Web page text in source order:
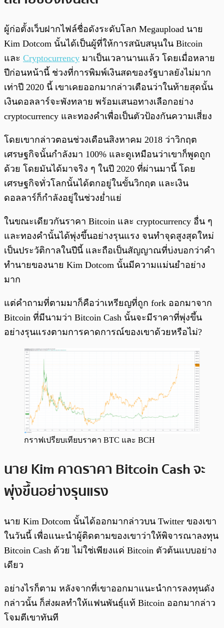
ผู้ก่อตั้งเว็บฝากไฟล์ชื่อดังระดับโลก Megaupload นาย
Kim Dotcom นั้นได้เป็นผู้ที่ให้การสนับสนุนใน Bitcoin
และ Cryptocurrency มาเป็นเวลานานแล้ว โดยเมื่อหลาย
ปีก่อนหน้านี้ ช่วงที่การพิมพ์เงินสดของรัฐบาลยังไม่มาก
เท่าปี 2020 นี้ เขาเคยออกมากล่าวเตือนว่าในท้ายสุดนั้น
เงินดอลลาร์จะพังทลาย พร้อมเสนอทางเลือกอย่าง
cryptocurrency และทองคำเพื่อเป็นตัวป้องกันความเสี่ยง
โดยเขากล่าวตอนช่วงเดือนสิงหาคม 2018 ว่าวิกฤต
เศรษฐกิจนั้นกำลังมา 100% และดูเหมือนว่าเขาก็พูดถูก
ด้วย โดยมันได้มาจริง ๆ ในปี 2020 ที่ผ่านมานี้ โดย
เศรษฐกิจทั่วโลกนั้นได้ตกอยู่ในขั้นวิกฤต และเงิน
ดอลลาร์ก็กำลังอยู่ในช่วงย่ำแย่
ในขณะเดียวกันราคา Bitcoin และ cryptocurrency อื่น ๆ
และทองคำนั้นได้พุ่งขึ้นอย่างรุนแรง จนทำจุดสูงสุดใหม่
เป็นประวัติกาลในปีนี้ และถือเป็นสัญญาณที่บ่งบอกว่าคำ
ทำนายของนาย Kim Dotcom นั้นมีความแม่นยำอย่าง
มาก
แต่คำถามที่ตามมาก็คือว่าเหรียญที่ถูก fork ออกมาจาก
Bitcoin ที่มีนามว่า Bitcoin Cash นั้นจะมีราคาที่พุ่งขึ้น
อย่างรุนแรงตามการคาดการณ์ของเขาด้วยหรือไม่?
กราฟเปรียบเทียบราคา BTC และ BCH
นาย Kim คาดราคา Bitcoin Cash จะ
พุ่งขึ้นอย่างรุนแรง
นาย Kim Dotcom นั้นได้ออกมากล่าวบน Twitter ของเขา
ในวันนี้ เพื่อแนะนำผู้ติดตามของเขาว่าให้พิจารณาลงทุน
Bitcoin Cash ด้วย ไม่ใช่เพียงแค่ Bitcoin ตัวต้นแบบอย่าง
เดียว
อย่างไรก็ตาม หลังจากที่เขาออกมาแนะนำการลงทุนดัง
กล่าวนั้น ก็ส่งผลทำให้แฟนพันธุ์แท้ Bitcoin ออกมากล่าว
โจมตีเขาทันที